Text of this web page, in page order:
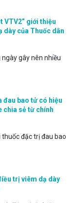
VTV2” giới thiệu
dày của Thuốc dân
gây nên nhiều
đau bao tử có hiệu
chia sẻ từ chính
thuốc đặc trị đau bao
trị viêm dạ dày